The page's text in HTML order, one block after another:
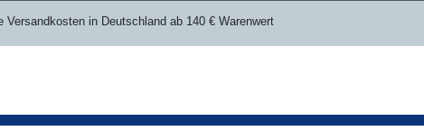
Versandkosten in Deutschland ab 140 € Warenwert